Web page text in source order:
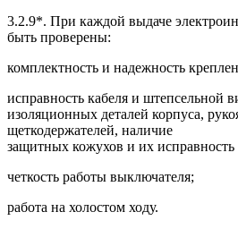
3.2.9*. При каждой выдаче
быть проверены:
комплектность и надежность
исправность кабеля и штепсельной
изоляционных деталей корпуса,
щеткодержателей, наличие
защитных кожухов и их
четкость работы выключателя;
работа на холостом ходу.